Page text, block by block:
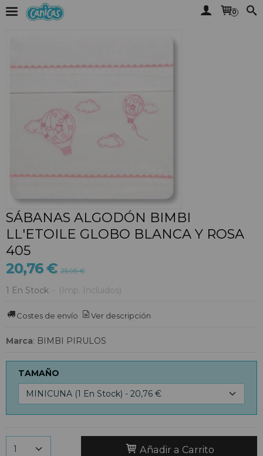
0
SÁBANAS ALGODÓN BIMBI
LL'ETOILE GLOBO BLANCA Y ROSA
405
20,76 € 25,95 €
1 En Stock - (Imp. Incluidos)
Costes de envío Ver descripción
Marca: BIMBI PIRULOS
TAMAÑO
Añadir a Carrito